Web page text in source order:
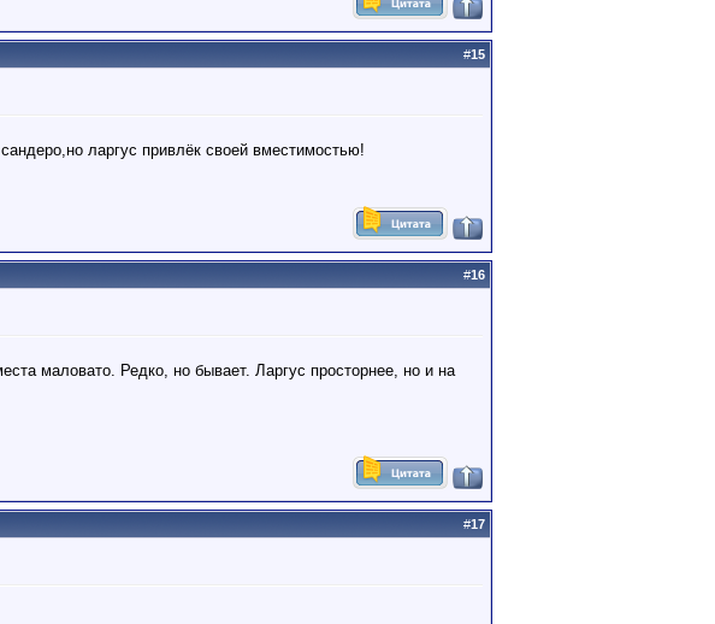
#15
ларгус привлёк своей вместимостью!
#16
маловато. Редко, но бывает. Ларгус просторнее, но и на
#17